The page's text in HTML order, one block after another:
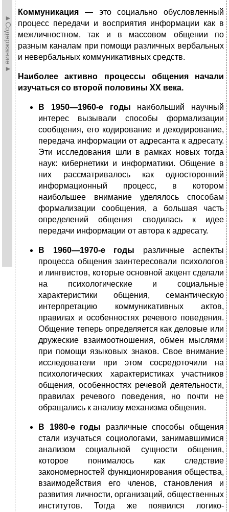
►Содержание►
Коммуникация — это социально обусловленный
процесс передачи и восприятия информации как в
межличностном, так и в массовом общении по
разным каналам при помощи различных вербальных
и невербальных коммуникативных средств.
Наиболее активно процессы общения начали
изучаться со второй половины XX века.
В 1950—1960-е годы наибольший научный
интерес вызывали способы формализации
сообщения, его кодирование и декодирование,
передача информации от адресанта к адресату.
Эти исследования шли в рамках новых тогда
наук: кибернетики и информатики. Общение в
них рассматривалось как односторонний
информационный процесс, в котором
наибольшее внимание уделялось способам
формализации сообщения, а большая часть
определений общения сводилась к идее
передачи информации от автора к адресату.
В 1960—1970-е годы различные аспекты
процесса общения заинтересовали психологов
и лингвистов, которые основной акцент сделали
на психологические и социальные
характеристики общения, семантическую
интерпретацию коммуникативных актов,
правилах и особенностях речевого поведения.
Общение теперь определяется как деловые или
дружеские взаимоотношения, обмен мыслями
при помощи языковых знаков. Свое внимание
исследователи при этом сосредоточили на
психологических характеристиках участников
общения, особенностях речевой деятельности,
правилах речевого поведения, но почти не
обращались к анализу механизма общения.
В 1980-е годы различные способы общения
стали изучаться социологами, занимавшимися
анализом социальной сущности общения,
которое понималось как следствие
закономерностей функционирования общества,
взаимодействия его членов, становления и
развития личности, организаций, общественных
институтов. Тогда же появился логико-